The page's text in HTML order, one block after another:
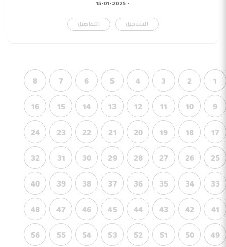
-
15-01-2025
التسجيل التفاصيل
1
2
3
4
5
6
7
8
9
10
11
12
13
14
15
16
17
18
19
20
21
22
23
24
25
26
27
28
29
30
31
32
33
34
35
36
37
38
39
40
41
42
43
44
45
46
47
48
49
50
51
52
53
54
55
56